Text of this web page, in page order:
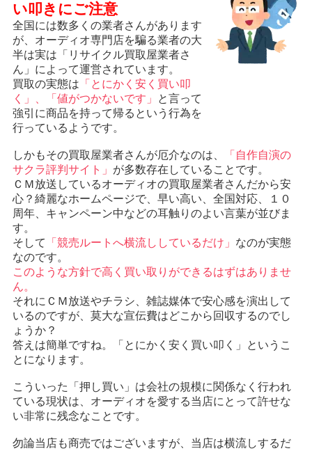
い叩きにご注意
全国には数多くの業者さんがあります
が、オーディオ専門店を騙る業者の大
半は実は「リサイクル買取屋業者さ
ん」によって運営されています。
買取の実態は 「とにかく安く買い叩
く」、「値がつかないです」
と言って
強引に商品を持って帰るという行為を
行っているようです。
しかもその買取屋業者さんが厄介なのは、
「自作自演の
サクラ評判サイト」 が多数存在していることです。
ＣＭ放送しているオーディオの買取屋業者さんだから安
心？綺麗なホームページで、早い高い、全国対応、１０
周年、キャンペーン中などの耳触りのよい言葉が並びま
す。
そして
「競売ルートへ横流ししているだけ」 なのが実態
なのです。
このような方針で高く買い取りができるはずはありませ
ん。
それにＣＭ放送やチラシ、雑誌媒体で安心感を演出して
いるのですが、莫大な宣伝費はどこから回収するのでし
ょうか？
答えは簡単ですね。「とにかく安く買い叩く」というこ
とになります。
こういった「押し買い」は会社の規模に関係なく行われ
ている現状は、オーディオを愛する当店にとって許せな
い非常に残念なことです。
勿論当店も商売ではございますが、当店は横流しするだ